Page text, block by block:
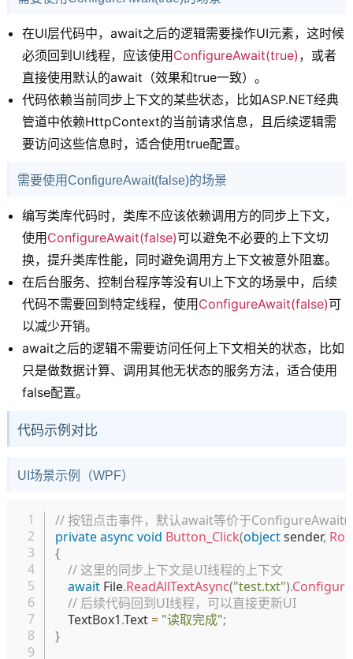
在UI层代码中，await之后的逻辑需要操作UI元素，这时候
必须回到UI线程，应该使用ConfigureAwait(true) ，或者
直接使用默认的await（效果和true一致）。
代码依赖当前同步上下文的某些状态，比如ASP.NET经典
管道中依赖HttpContext的当前请求信息，且后续逻辑需
要访问这些信息时，适合使用true配置。
需要使用ConfigureAwait(false)的场景
编写类库代码时，类库不应该依赖调用方的同步上下文，
使用 ConfigureAwait(false)可以避免不必要的上下文切
换，提升类库性能，同时避免调用方上下文被意外阻塞。
在后台服务、控制台程序等没有UI上下文的场景中，后续
代码不需要回到特定线程，使用 ConfigureAwait(false)可
以减少开销。
await之后的逻辑不需要访问任何上下文相关的状态，比如
只是做数据计算、调用其他无状态的服务方法，适合使用
false配置。
代码示例对比
UI场景示例（WPF）
// 按钮点击事件，默认await等价于
privateasync void Button_Click(object sender,
{
// 这里的同步上下文是UI线程的上下文
await File.ReadAllTextAsync("test.txt").
// 后续代码回到UI线程，可以直接更新UI
    TextBox1
.Text = "读取完成";
}
复制